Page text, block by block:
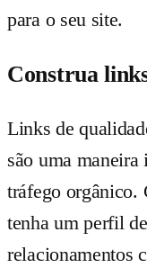
para o seu site.
Construa
Links de
são uma
tráfego orgânico.
tenha um perfil
relacionamentos